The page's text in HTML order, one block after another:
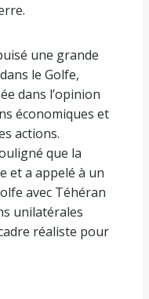
une grande
le Golfe,
dans l’opinion
économiques et
actions.
que la
et a appelé à un
avec Téhéran
unilatérales
réaliste pour